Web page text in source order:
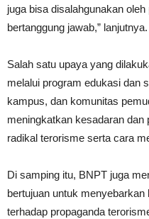
juga bisa disalahgunakan
bertanggung jawab,” lanjutnya.
Salah satu upaya yang
melalui program edukasi dan
kampus, dan komunitas
meningkatkan kesadaran dan
radikal terorisme serta cara
Di samping itu, BNPT juga
bertujuan untuk
terhadap propaganda